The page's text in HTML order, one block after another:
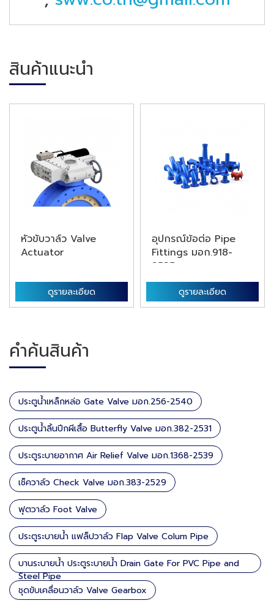
สินค้าแนะนำ
หัวขับวาล์ว Valve
Actuator
ดูรายละเอียด
อุปกรณ์ข้อต่อ Pipe
Fittings มอก.918-
2535 และ ...
ดูรายละเอียด
คำค้นสินค้า
ประตูน้ำเหล็กหล่อ Gate Valve มอก.256-2540
ประตูน้ำลิ้นปีกผีเสื้อ Butterfly Valve มอก.382-2531
ประตูระบายอากาศ Air Relief Valve มอก.1368-2539
เช็ควาล์ว Check Valve มอก.383-2529
ฟุตวาล์ว Foot Valve
ประตูระบายน้ำ แฟล็ปวาล์ว Flap Valve Colum Pipe
บานระบายน้ำ ประตูระบายน้ำ Drain Gate For PVC Pipe and
Steel Pipe
ชุดขับเคลื่อนวาล์ว Valve Gearbox